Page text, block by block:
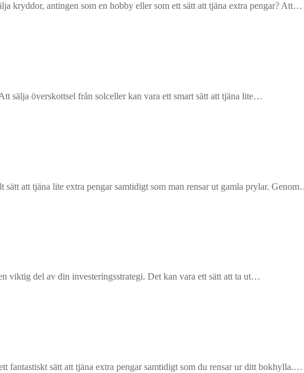
kryddor, antingen som en hobby eller som ett sätt att tjäna extra pengar? Att…
sälja överskottsel från solceller kan vara ett smart sätt att tjäna lite…
att tjäna lite extra pengar samtidigt som man rensar ut gamla prylar.
viktig del av din investeringsstrategi. Det kan vara ett sätt att ta ut…
fantastiskt sätt att tjäna extra pengar samtidigt som du rensar ur ditt bokhylla.…